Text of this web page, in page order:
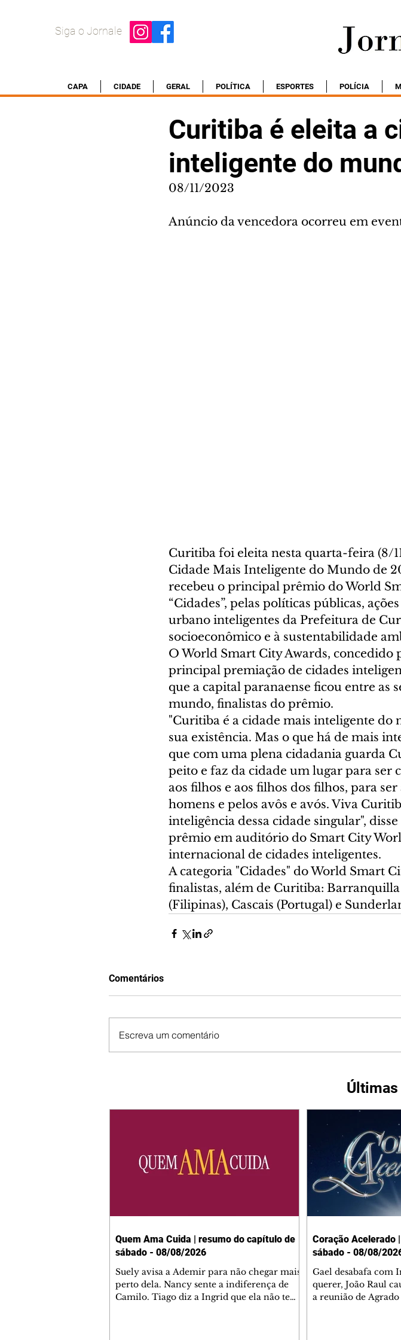
Siga o Jornale
CAPA CIDADE GERAL POLÍTICA ESPORTES POLÍCIA
Curitiba é eleita a
inteligente do
08/11/2023
Anúncio da vencedora ocorreu em
Curitiba foi eleita nesta quarta-feira (8/
Cidade Mais Inteligente do Mundo de
recebeu o principal prêmio do World
“Cidades”, pelas políticas públicas,
urbano inteligentes da Prefeitura de
socioeconômico e à sustentabilidade
O World Smart City Awards, concedido
principal premiação de cidades
que a capital paranaense ficou entre as
mundo, finalistas do prêmio.
"Curitiba é a cidade mais inteligente do
sua existência. Mas o que há de mais
que com uma plena cidadania guarda
peito e faz da cidade um lugar para ser
aos filhos e aos filhos dos filhos, para
homens e pelos avôs e avós. Viva
inteligência dessa cidade singular",
prêmio em auditório do Smart City
internacional de cidades inteligentes.
A categoria "Cidades" do World Smart
finalistas, além de Curitiba:
(Filipinas), Cascais (Portugal) e
Comentários
Escreva um comentário
Quem Ama Cuida | resumo do capítulo de
sábado - 08/08/2026
Suely avisa a Ademir para não chegar mais
perto dela. Nancy sente a indiferença de
Camilo. Tiago diz a Ingrid que ela não tem
Coração Acelerado
sábado - 08/08/
Gael desabafa com
querer, João Raul
a reunião de